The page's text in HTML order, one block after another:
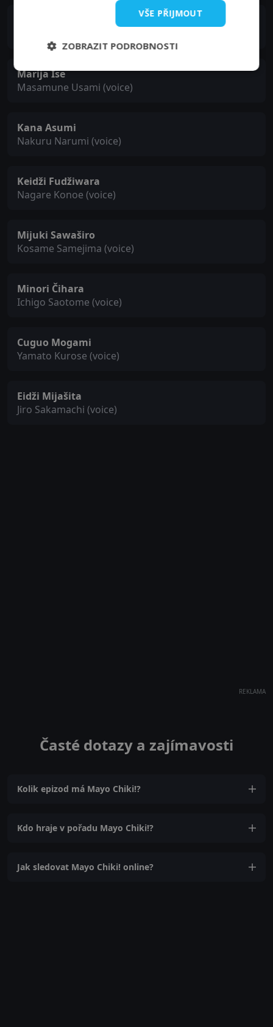
Marija Ise
Masamune Usami (voice)
Kana Asumi
Nakuru Narumi (voice)
Keidži Fudžiwara
Nagare Konoe (voice)
Mijuki Sawaširo
Kosame Samejima (voice)
Minori Čihara
Ichigo Saotome (voice)
Cuguo Mogami
Yamato Kurose (voice)
Eidži Mijašita
Jiro Sakamachi (voice)
REKLAMA
Časté dotazy a zajímavosti
Kolik epizod má Mayo Chiki!?
Kdo hraje v pořadu Mayo Chiki!?
Jak sledovat Mayo Chiki! online?
VŠE PŘIJMOUT
ZOBRAZIT PODROBNOSTI